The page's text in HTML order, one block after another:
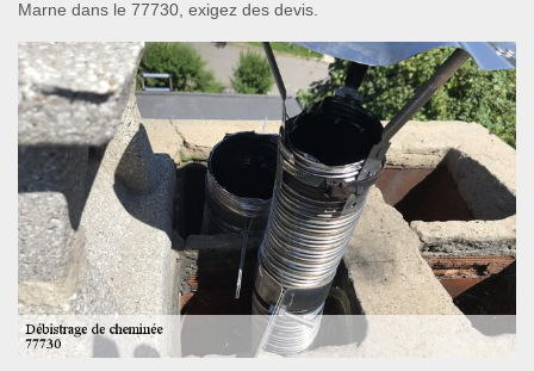
Marne dans le 77730, exigez des devis.